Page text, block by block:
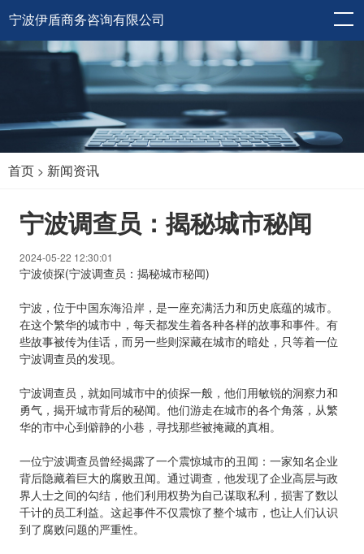
宁波伊盾商务咨询有限公司
首页 > 新闻资讯
宁波调查员：揭秘城市秘闻
2024-05-22 12:30:01
宁波侦探(宁波调查员：揭秘城市秘闻)
宁波，位于中国东海沿岸，是一座充满活力和历史底蕴的城市。
在这个繁华的城市中，每天都发生着各种各样的故事和事件。有
些故事被传为佳话，而另一些则深藏在城市的暗处，只等着一位
宁波调查员的发现。
宁波调查员，就如同城市中的侦探一般，他们用敏锐的洞察力和
勇气，揭开城市背后的秘闻。他们游走在城市的各个角落，从繁
华的市中心到僻静的小巷，寻找那些被掩藏的真相。
一位宁波调查员曾经揭露了一个震惊城市的丑闻：一家知名企业
背后隐藏着巨大的腐败丑闻。通过调查，他发现了企业高层与政
界人士之间的勾结，他们利用权势为自己谋取私利，损害了数以
千计的员工利益。这起事件不仅震惊了整个城市，也让人们认识
到了腐败问题的严重性。